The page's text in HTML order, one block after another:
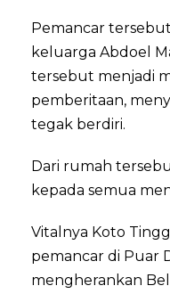
Pemancar
keluarga Abdoel
tersebut menjadi
pemberitaan,
tegak berdiri.
Dari rumah
kepada semua
Vitalnya Koto
pemancar di Puar
mengherankan